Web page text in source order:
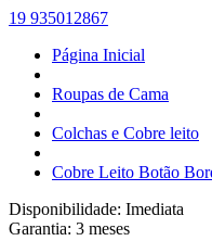
19 935012867
Página Inicial
Roupas de Cama
Colchas e Cobre leito
Cobre Leito Botão
Disponibilidade: Imediata
Garantia: 3 meses